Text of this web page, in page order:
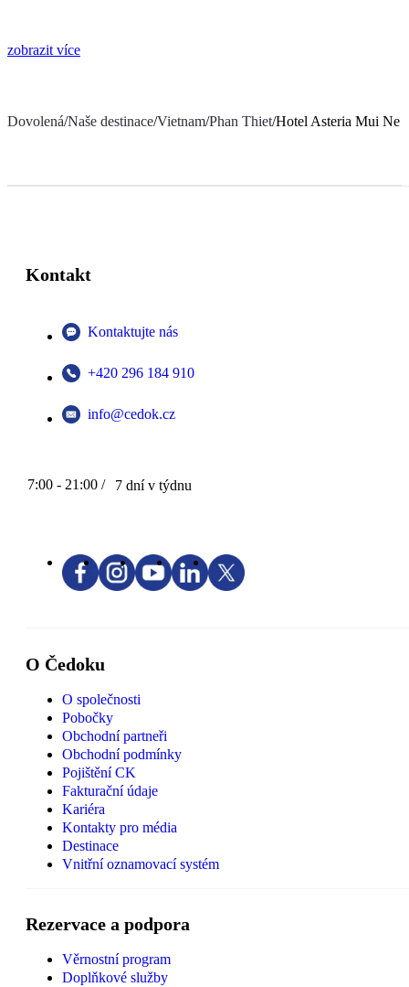
zobrazit více
Dovolená/Naše destinace/Vietnam/Phan Thiet/Hotel Asteria Mui Ne
Kontakt
Kontaktujte nás
+420 296 184 910
info@cedok.cz
7:00 - 21:00 / 7 dní v týdnu
O Čedoku
O společnosti
Pobočky
Obchodní partneři
Obchodní podmínky
Pojištění CK
Fakturační údaje
Kariéra
Kontakty pro média
Destinace
Vnitřní oznamovací systém
Rezervace a podpora
Věrnostní program
Doplňkové služby